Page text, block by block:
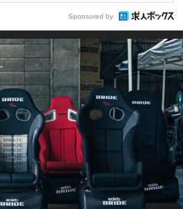
Sponsored by